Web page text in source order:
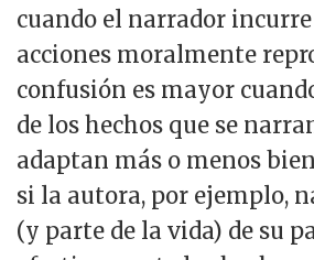
cuando el narrador
acciones moralmente
confusión es mayor
de los hechos que se
adaptan más o menos
si la autora, por ejemplo,
(y parte de la vida) de su